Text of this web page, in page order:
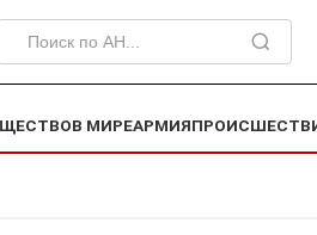
В МИРЕАРМИЯ